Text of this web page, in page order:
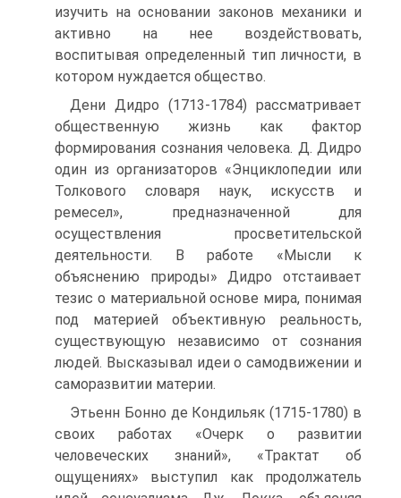
изучить на основании законов механики и
активно на нее воздействовать,
воспитывая определенный тип личности, в
котором нуждается общество.
Дени Дидро (1713-1784) рассматривает
общественную жизнь как фактор
формирования сознания человека. Д. Дидро
один из организаторов «Энциклопедии или
Толкового словаря наук, искусств и
ремесел», предназначенной для
осуществления просветительской
деятельности. В работе «Мысли к
объяснению природы» Дидро отстаивает
тезис о материальной основе мира, понимая
под материей объективную реальность,
существующую независимо от сознания
людей. Высказывал идеи о самодвижении и
саморазвитии материи.
Этьенн Бонно де Кондильяк (1715-1780) в
своих работах «Очерк о развитии
человеческих знаний», «Трактат об
ощущениях» выступил как продолжатель